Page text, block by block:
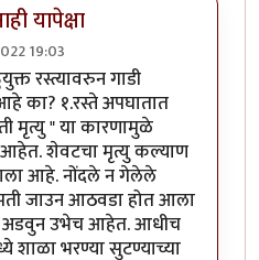
यापेक्षा
19:03
रस्त्यावरुन गाडी
का? १.रस्ते अपघातात
मृत्यु " या कारणामुळे
आहेत. शेवटचा मृत्यु कल्याण
आहे. नोंदले न गेलेले
जाउन आठवडा होत आला
अडवुन उभेच आहेत. आधीच
शाळा भरण्या सुटण्याच्या